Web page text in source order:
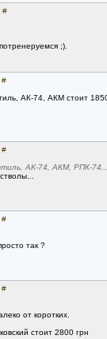
#
;).
#
АК-74, АКМ стоит
#
АК-74, АКМ, РПК-
#
так ?
#
от коротких.
стоит 2800 грн